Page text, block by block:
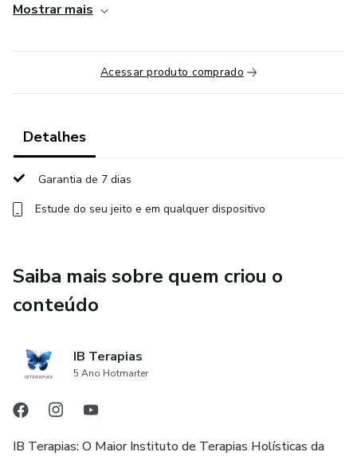
e a Mesa Radiônica Numerológica, ampliando a aplicação
prática do conhecimento numérico dentro da terapia
holística.
🧭 Conteúdo do Curso
📘 Módulo 1 – Fundamentos e Interpretações
Origem dos sistemas numerológicos
Numerologia Cabalística e Pitagórica
Significados dos números de 1 a 33
Mostrar mais
Acessar produto comprado
Detalhes
Garantia de 7 dias
Estude do seu jeito e em qualquer dispositivo
Saiba mais sobre quem criou o
conteúdo
IB Terapias
5 Ano Hotmarter
IB Terapias: O Maior Instituto de Terapias Holísticas da